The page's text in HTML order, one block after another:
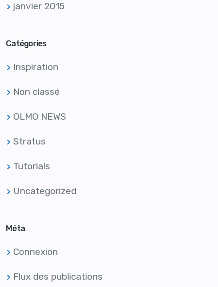
janvier 2015
Catégories
Inspiration
Non classé
OLMO NEWS
Stratus
Tutorials
Uncategorized
Méta
Connexion
Flux des publications